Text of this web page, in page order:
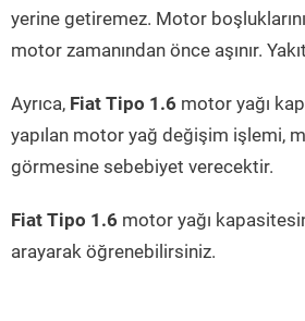
yerine getiremez. Motor
motor zamanından önce aşınır.
Ayrıca, Fiat Tipo 1.6 motor yağı
yapılan motor yağ değişim işlemi,
görmesine sebebiyet verecektir.
Fiat Tipo 1.6 motor yağı
arayarak öğrenebilirsiniz.